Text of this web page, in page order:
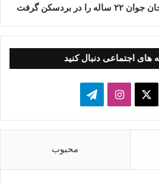
بردسکن گرفت
اجتماعی دنبال کنید
ایکساینستاگرامتلگرام
محبوب